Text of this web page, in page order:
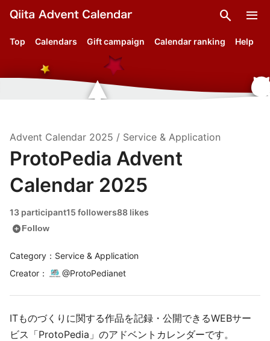
search menu
Top Calendars Gift campaign Calendar ranking Help
Advent Calendar 2025 / Service & Application
ProtoPedia Advent
Calendar 2025
13 participant15 followers88 likes
add_circleFollow
Category：Service & Application
Creator ： @ProtoPedianet
ITものづくりに関する作品を記録・公開できるWEBサー
ビス「ProtoPedia」のアドベントカレンダーです。